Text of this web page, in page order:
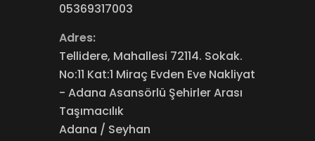
05369317003
Adres:
Tellidere, Mahallesi 72114. Sokak.
No:11 Kat:1 Miraç Evden Eve Nakliyat
- Adana Asansörlü Şehirler Arası
Taşımacılık
Adana / Seyhan